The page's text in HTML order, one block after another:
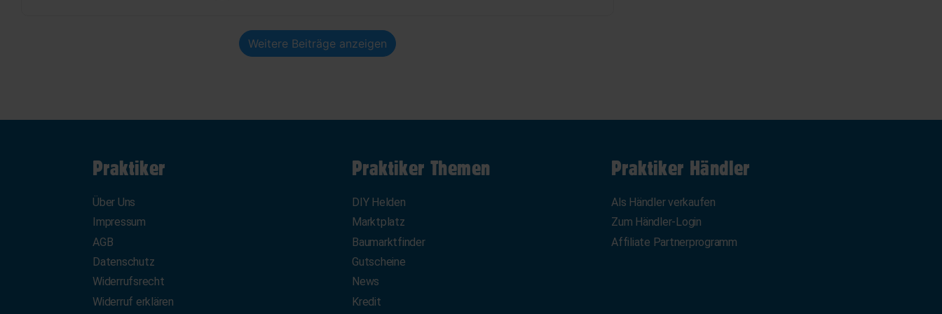
Weitere Beiträge anzeigen
Praktiker
Über Uns
Impressum
AGB
Datenschutz
Widerrufsrecht
Widerruf erklären
Praktiker Themen
DIY Helden
Marktplatz
Baumarktfinder
Gutscheine
News
Kredit
Praktiker Händler
Als Händler verkaufen
Zum Händler-Login
Affiliate Partnerprogramm